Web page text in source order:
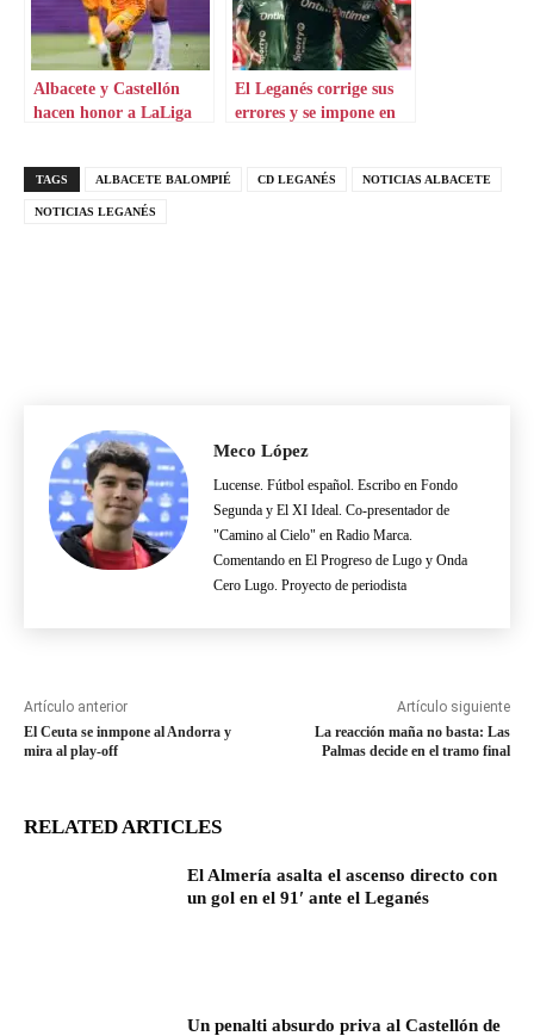
Albacete y Castellón
hacen honor a LaLiga
El Leganés corrige sus
errores y se impone en
TAGS ALBACETE BALOMPIÉ CD LEGANÉS NOTICIAS ALBACETE
NOTICIAS LEGANÉS
Meco López
Lucense. Fútbol español. Escribo en Fondo
Segunda y El XI Ideal. Co-presentador de
"Camino al Cielo" en Radio Marca.
Comentando en El Progreso de Lugo y Onda
Cero Lugo. Proyecto de periodista
Artículo anterior
El Ceuta se inmpone al Andorra y
mira al play-off
Artículo siguiente
La reacción maña no basta: Las
Palmas decide en el tramo final
RELATED ARTICLES
El Almería asalta el ascenso directo con
un gol en el 91′ ante el Leganés
Un penalti absurdo priva al Castellón de